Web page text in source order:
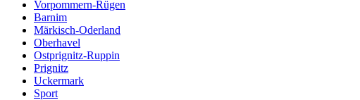
Vorpommern-Rügen
Barnim
Märkisch-Oderland
Oberhavel
Ostprignitz-Ruppin
Prignitz
Uckermark
Sport